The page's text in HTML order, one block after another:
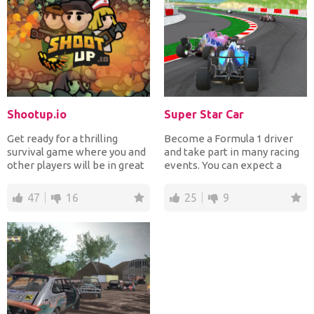
Shootup.io
Get ready for a thrilling
survival game where you and
other players will be in great
47 16
Super Star Car
Become a Formula 1 driver
and take part in many racing
events. You can expect a
25 9